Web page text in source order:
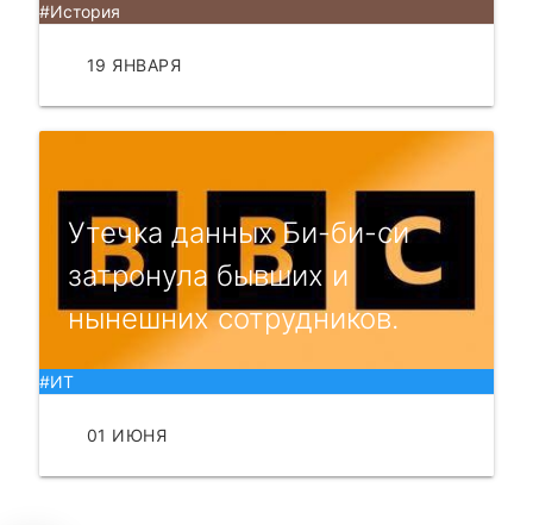
#История
19 ЯНВАРЯ
Утечка данных Би-би-си
затронула бывших и
нынешних сотрудников.
#ИТ
01 ИЮНЯ